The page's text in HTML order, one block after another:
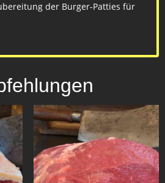
der Burger-Patties für